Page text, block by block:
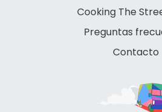
Cooking The
Preguntas
Contacto